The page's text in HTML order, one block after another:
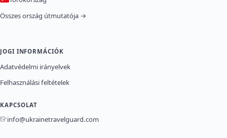
Összes ország útmutatója →
JOGI INFORMÁCIÓK
Adatvédelmi irányelvek
Felhasználási feltételek
KAPCSOLAT
info@ukrainetravelguard.com